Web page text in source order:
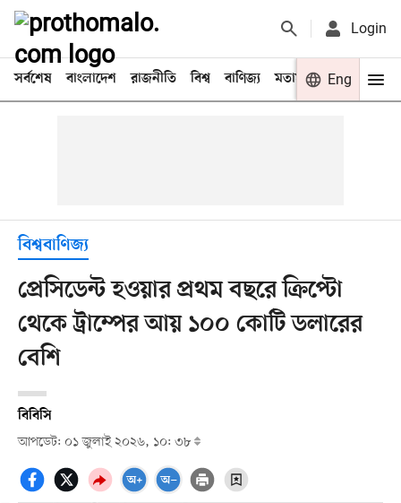
Login
সর্বশেষ বাংলাদেশ রাজনীতি বিশ্ব বাণিজ্য মতামত খেলা
Eng
বিশ্ববাণিজ্য
প্রেসিডেন্ট হওয়ার প্রথম বছরে ক্রিপ্টো
থেকে ট্রাম্পের আয় ১০০ কোটি ডলারের
বেশি
বিবিসি
আপডেট: ০১ জুলাই ২০২৬, ১০: ৩৮